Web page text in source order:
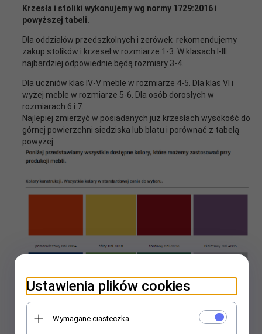
Krzesła i stoliki wykonujemy wg normy 1729:2016 i
powyższej tabeli.
Dla oddziałów przedszkolnych i zerówek rekomendujemy
zakup stolików i krzeseł w rozmiarze 1-3. W klasach I-III
najbardziej odpowiednie będą rozmiary 3-4.
Dla uczniów klas IV-V meble w rozmiarze 4-5. Dla klas VI i
wyżej meble w rozmiarze 5-6. Dla osób dorosłych w
rozmiarach 6 i 7.
Najlepiej zmierzyć w posiadanych już krzesłach wysokość do
górnej powierzchni siedziska lub blatu i porównać z tabelą
powyżej.
Ustawienia plików cookies
Wymagane ciasteczka